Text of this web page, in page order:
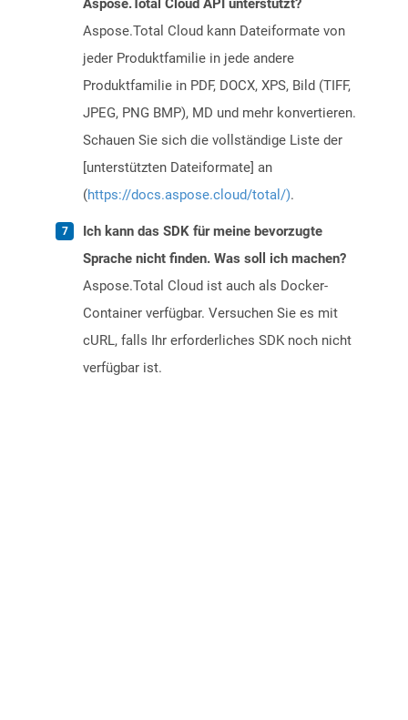
Aspose.Total Cloud API unterstützt?
Aspose.Total Cloud kann Dateiformate von
jeder Produktfamilie in jede andere
Produktfamilie in PDF, DOCX, XPS, Bild (TIFF,
JPEG, PNG BMP), MD und mehr konvertieren.
Schauen Sie sich die vollständige Liste der
[unterstützten Dateiformate] an
(https://docs.aspose.cloud/total/).
Ich kann das SDK für meine bevorzugte
Sprache nicht finden. Was soll ich machen?
Aspose.Total Cloud ist auch als Docker-
Container verfügbar. Versuchen Sie es mit
cURL, falls Ihr erforderliches SDK noch nicht
verfügbar ist.